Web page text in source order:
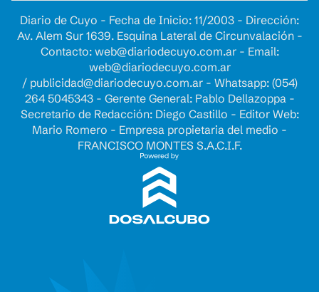
Diario de Cuyo - Fecha de Inicio: 11/2003 - Dirección:
Av. Alem Sur 1639. Esquina Lateral de Circunvalación -
Contacto: web@diariodecuyo.com.ar- Email:
web@diariodecuyo.com.ar
/ publicidad@diariodecuyo.com.ar- Whatsapp: (054)
264 5045343 - Gerente General: Pablo Dellazoppa -
Secretario de Redacción: Diego Castillo - Editor Web:
Mario Romero - Empresa propietaria del medio -
FRANCISCO MONTES S.A.C.I.F.